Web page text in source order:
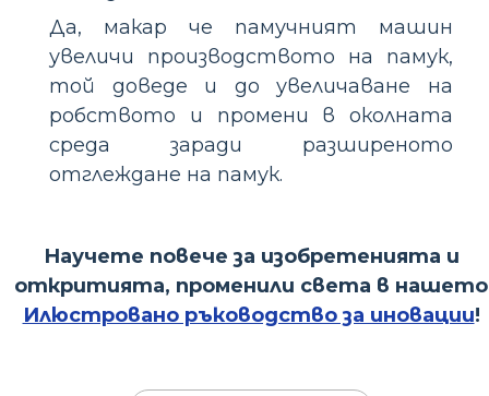
Да, макар че памучният машин
увеличи производството на памук,
той доведе и до увеличаване на
робството и промени в околната
среда заради разширеното
отглеждане на памук.
Научете повече за изобретенията и
откритията, променили света в нашето
Илюстровано ръководство за иновации!